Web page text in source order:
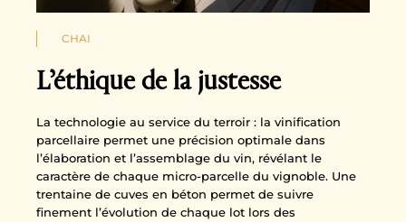
CHAI
L’éthique de la justesse
La technologie au service du terroir : la vinification
parcellaire permet une précision optimale dans
l’élaboration et l’assemblage du vin, révélant le
caractère de chaque micro-parcelle du vignoble. Une
trentaine de cuves en béton permet de suivre
finement l’évolution de chaque lot lors des